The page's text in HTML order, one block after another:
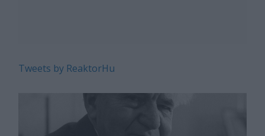
Tweets by ReaktorHu